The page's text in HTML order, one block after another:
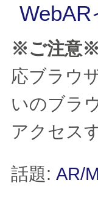
※ご注意※
応ブラウ
いのブラ
アクセス
話題: AR/